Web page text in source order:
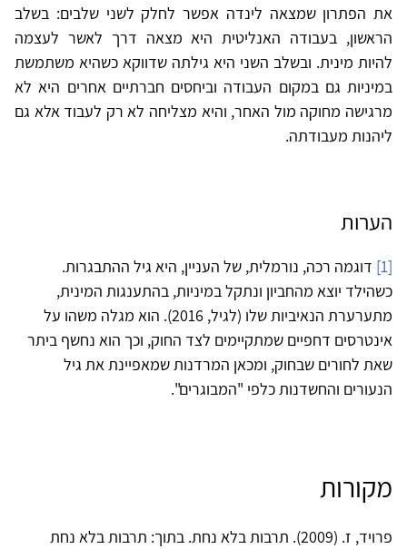
את הפתרון שמצאה לינדה אפשר לחלק לשני שלבים: בשלב
הראשון, בעבודה האנליטית היא מצאה דרך לאשר לעצמה
להיות מינית. ובשלב השני היא גילתה שדווקא כשהיא משתמשת
במיניות גם במקום העבודה וביחסים חברתיים אחרים היא לא
מרגישה מחוקה מול האחר, והיא מצליחה לא רק לעבוד אלא גם
ליהנות מעבודתה.
הערות
[1]
דוגמה רכה, נורמלית, של העניין, היא גיל ההתבגרות.
כשהילד יוצא מהחביון ונתקל במיניות, בהתענגות המינית,
מתערערת הנאיביות שלו (לגיל, 2016). הוא מגלה משהו על
אינטרסים דחפיים שמתקיימים לצד החוק, וכך הוא נחשף ביתר
שאת לחורים שבחוק, ומכאן המרדנות שמאפיינת את גיל
הנעורים והחשדנות כלפי "המבוגרים".
מקורות
פרויד, ז. (2009). תרבות בלא נחת. בתוך: תרבות בלא נחת